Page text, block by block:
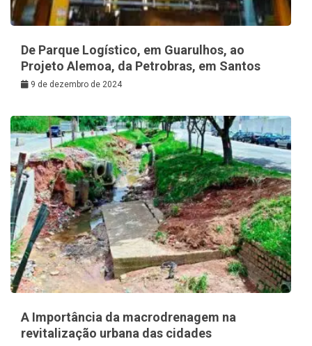
De Parque Logístico, em Guarulhos, ao
Projeto Alemoa, da Petrobras, em Santos
9 de dezembro de 2024
A Importância da macrodrenagem na
revitalização urbana das cidades